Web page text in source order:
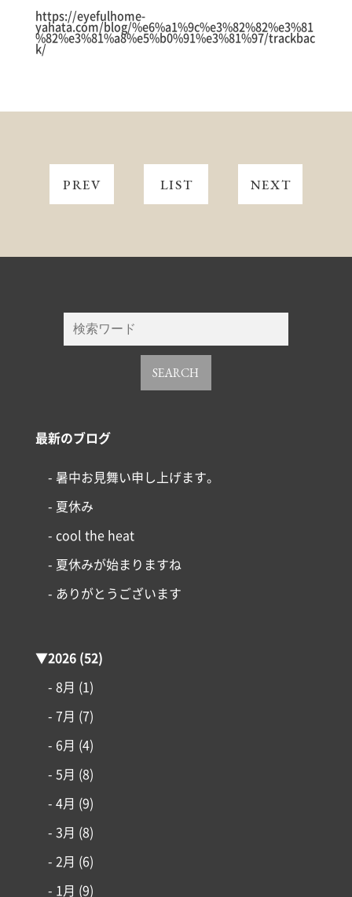
コンセプト
https://eyefulhome-
yahata.com/blog/%e6%a1%9c%e3%82%82%e3%81
%82%e3%81%a8%e5%b0%91%e3%81%97/trackbac
k/
SEARCH
最新のブログ
- 暑中お見舞い申し上げます。
- 夏休み
- cool the heat
- 夏休みが始まりますね
- ありがとうございます
▼2026(52)
- 8月 (1)
- 7月 (7)
- 6月 (4)
- 5月 (8)
- 4月 (9)
- 3月 (8)
- 2月 (6)
- 1月 (9)
PREV LIST NEXT